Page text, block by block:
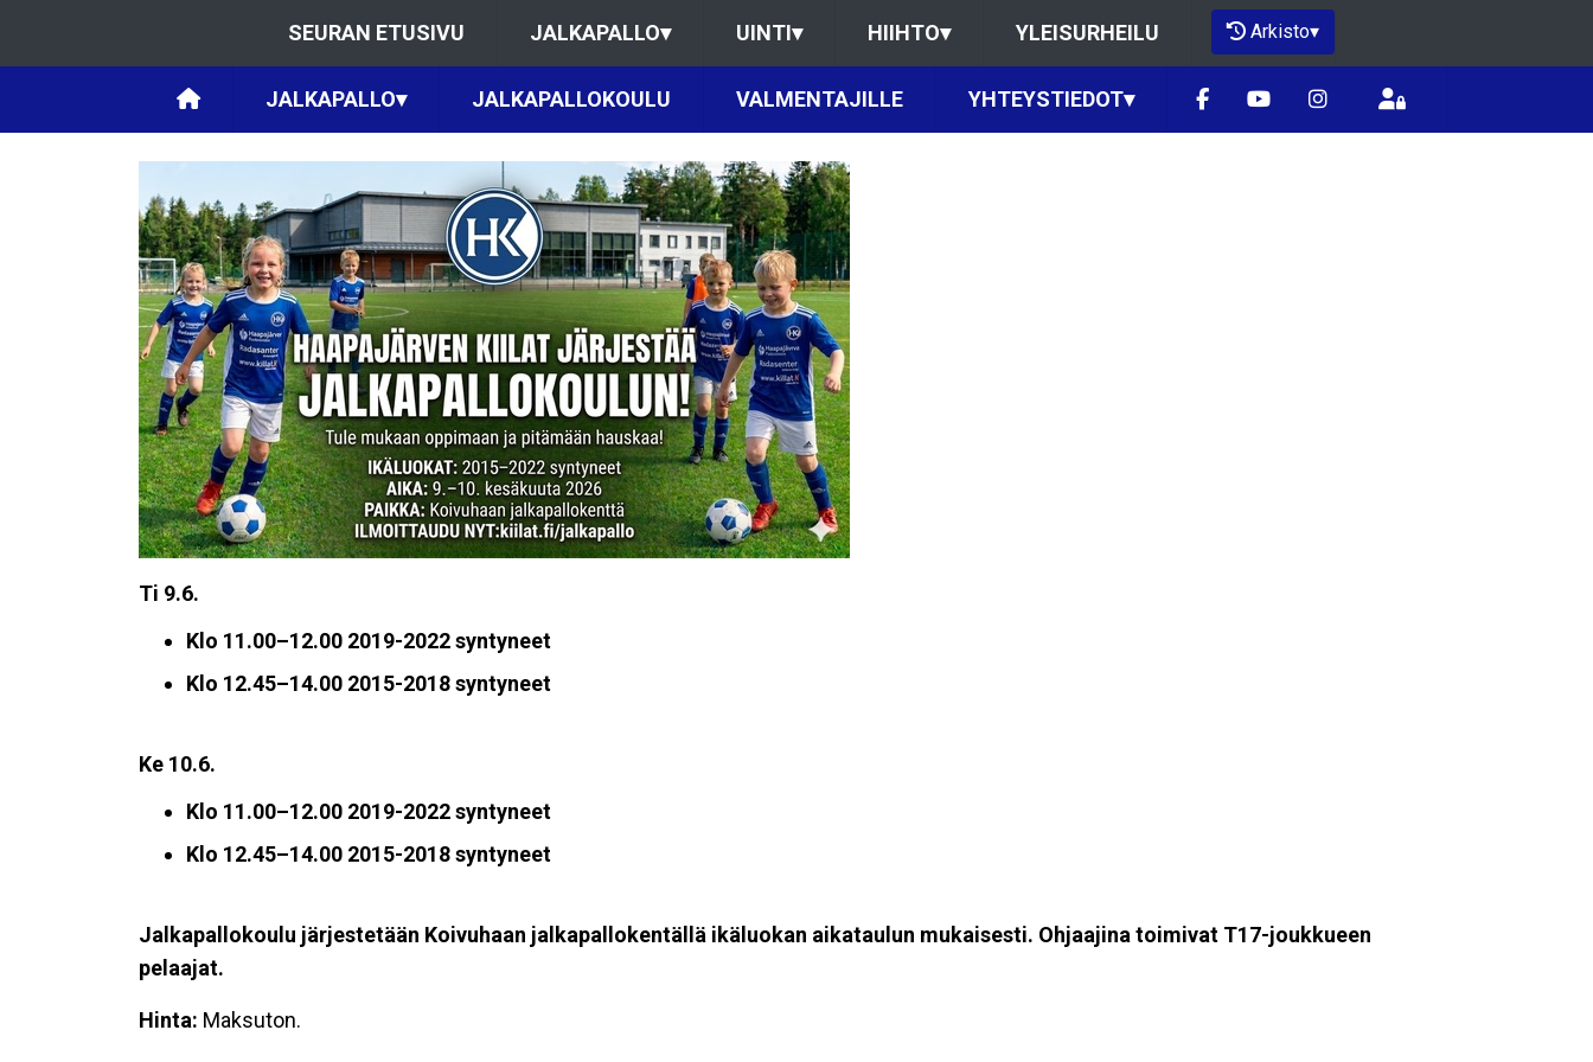
SEURAN ETUSIVU JALKAPALLO▾ UINTI▾ HIIHTO▾ YLEISURHEILU Arkisto▾
JALKAPALLO▾ JALKAPALLOKOULU VALMENTAJILLE YHTEYSTIEDOT▾
Ti 9.6.
Klo 11.00–12.00 2019-2022 syntyneet
Klo 12.45–14.00 2015-2018 syntyneet
Ke 10.6.
Klo 11.00–12.00 2019-2022 syntyneet
Klo 12.45–14.00 2015-2018 syntyneet
Jalkapallokoulu järjestetään Koivuhaan jalkapallokentällä ikäluokan aikataulun mukaisesti. Ohjaajina toimivat T17-joukkueen
pelaajat.
Hinta: Maksuton.